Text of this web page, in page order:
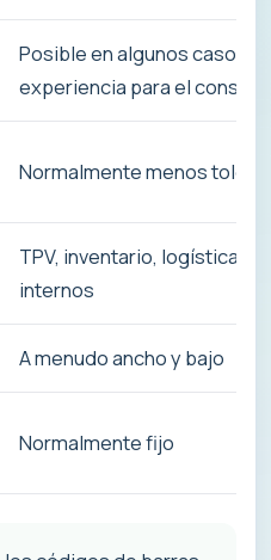
Posible en algunos casos,
experiencia para el
Normalmente menos
TPV, inventario, logística,
internos
A menudo ancho y bajo
Normalmente fijo